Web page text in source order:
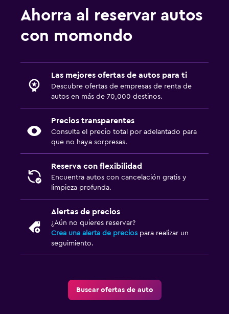
Ahorra al reservar autos
con momondo
Las mejores ofertas de autos para ti
Descubre ofertas de empresas de renta de
autos en más de 70,000 destinos.
Precios transparentes
Consulta el precio total por adelantado para
que no haya sorpresas.
Reserva con flexibilidad
Encuentra autos con cancelación gratis y
limpieza profunda.
Alertas de precios
¿Aún no quieres reservar?
Crea una alerta de precios para realizar un
seguimiento.
Buscar ofertas de auto